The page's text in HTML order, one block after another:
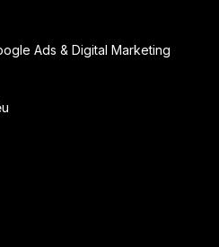
Ads & Digital Marketing